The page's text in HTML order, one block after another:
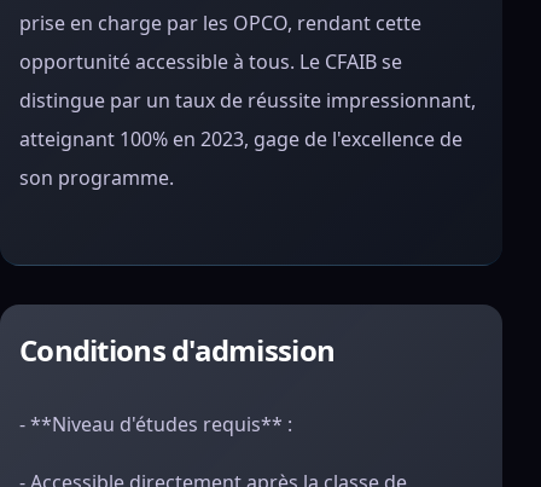
prise en charge par les OPCO, rendant cette
opportunité accessible à tous. Le CFAIB se
distingue par un taux de réussite impressionnant,
atteignant 100% en 2023, gage de l'excellence de
son programme.
Conditions d'admission
- **Niveau d'études requis** :